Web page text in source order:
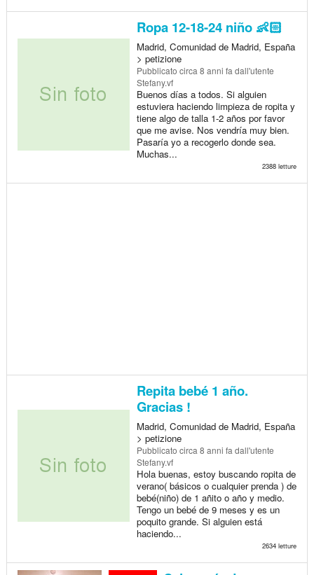
Ropa 12-18-24 niño 👶🏻
Madrid, Comunidad de Madrid, España
> petizione
Pubblicato circa 8 anni fa dall'utente
Stefany.vf
Buenos días a todos. Si alguien
estuviera haciendo limpieza de ropita y
tiene algo de talla 1-2 años por favor
que me avise. Nos vendría muy bien.
Pasaría yo a recogerlo donde sea.
Muchas...
2388 letture
Repita bebé 1 año.
Gracias !
Madrid, Comunidad de Madrid, España
> petizione
Pubblicato circa 8 anni fa dall'utente
Stefany.vf
Hola buenas, estoy buscando ropita de
verano( básicos o cualquier prenda ) de
bebé(niño) de 1 añito o año y medio.
Tengo un bebé de 9 meses y es un
poquito grande. Si alguien está
haciendo...
2634 letture